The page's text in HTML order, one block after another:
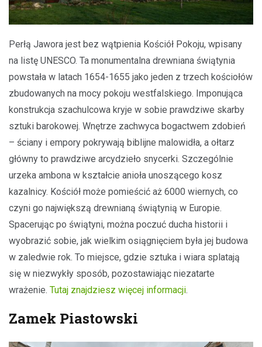
Perłą Jawora jest bez wątpienia Kościół Pokoju, wpisany
na listę UNESCO. Ta monumentalna drewniana świątynia
powstała w latach 1654-1655 jako jeden z trzech kościołów
zbudowanych na mocy pokoju westfalskiego. Imponująca
konstrukcja szachulcowa kryje w sobie prawdziwe skarby
sztuki barokowej. Wnętrze zachwyca bogactwem zdobień
– ściany i empory pokrywają biblijne malowidła, a ołtarz
główny to prawdziwe arcydzieło snycerki. Szczególnie
urzeka ambona w kształcie anioła unoszącego kosz
kazalnicy. Kościół może pomieścić aż 6000 wiernych, co
czyni go największą drewnianą świątynią w Europie.
Spacerując po świątyni, można poczuć ducha historii i
wyobrazić sobie, jak wielkim osiągnięciem była jej budowa
w zaledwie rok. To miejsce, gdzie sztuka i wiara splatają
się w niezwykły sposób, pozostawiając niezatarte
wrażenie. Tutaj znajdziesz więcej informacji.
Zamek Piastowski